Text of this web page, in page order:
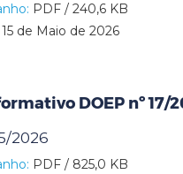
PDF / 240,6 KB
15 de Maio de 2026
DOEP nº 17/
2026
PDF / 825,0 KB